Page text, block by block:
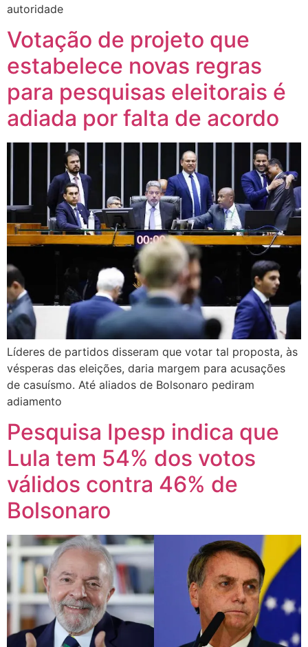
autoridade
Votação de projeto que
estabelece novas regras
para pesquisas eleitorais é
adiada por falta de acordo
Líderes de partidos disseram que votar tal proposta, às
vésperas das eleições, daria margem para acusações
de casuísmo. Até aliados de Bolsonaro pediram
adiamento
Pesquisa Ipesp indica que
Lula tem 54% dos votos
válidos contra 46% de
Bolsonaro